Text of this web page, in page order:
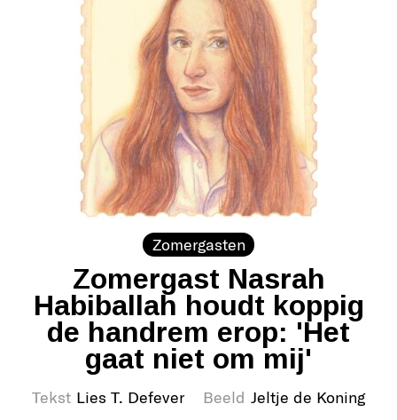
Zomergasten
Zomergast Nasrah
Habiballah houdt koppig
de handrem erop: 'Het
gaat niet om mij'
Tekst Lies T. Defever Beeld Jeltje de Koning